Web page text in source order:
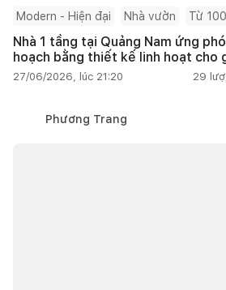
Modern - Hiện đại Nhà vườn Từ
Nhà 1 tầng tại Quảng Nam ứng
hoạch bằng thiết kế linh hoạt cho
27/06/2026, lúc 21:20 29
Phương Trang